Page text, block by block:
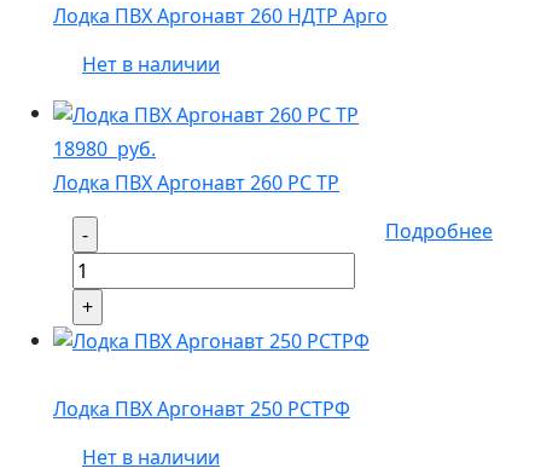
Лодка ПВХ Аргонавт 260 НДТР Арго
Нет в наличии
18980 руб.
Лодка ПВХ Аргонавт 260 РС ТР
Подробнее
Лодка ПВХ Аргонавт 250 РСТРФ
Нет в наличии